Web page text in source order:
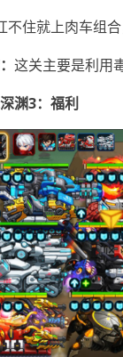
不住就上肉车组
这关主要是利用
深渊3： 福利